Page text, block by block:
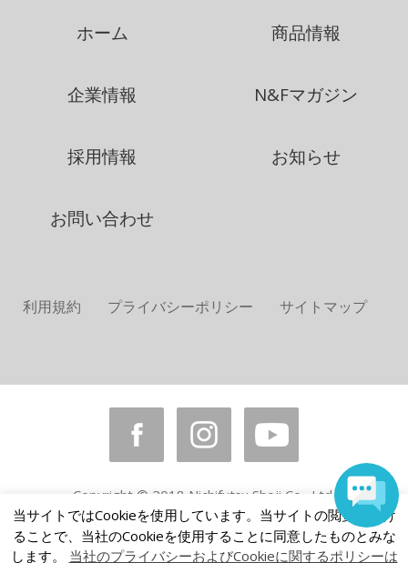
ホーム 商品情報
企業情報 N&Fマガジン
採用情報 お知らせ
お問い合わせ
利用規約 プライバシーポリシー サイトマップ
Copyright © 2018 Nichifutsu Shoji Co., Ltd.
All rights reserved.
当サイトではCookieを使用しています。当サイトの閲覧を続け
ることで、当社のCookieを使用することに同意したものとみな
します。 当社のプライバシーおよびCookieに関するポリシーは